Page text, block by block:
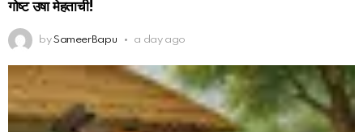
गोष्ट उषा मेहताची!
by SameerBapu a day ago